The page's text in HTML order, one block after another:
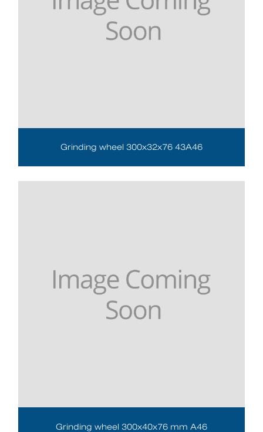
Grinding wheel 300x32x76 43A46
Grinding wheel 300x40x76 mm A46